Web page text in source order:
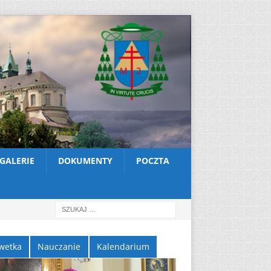
GALERIE DOKUMENTY POCZTA
Nauczanie Kalendarium